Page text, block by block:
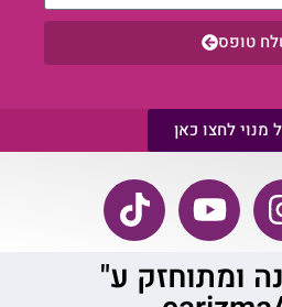
טופס
מנוי לחצו כאן
ומתוחזק ע"